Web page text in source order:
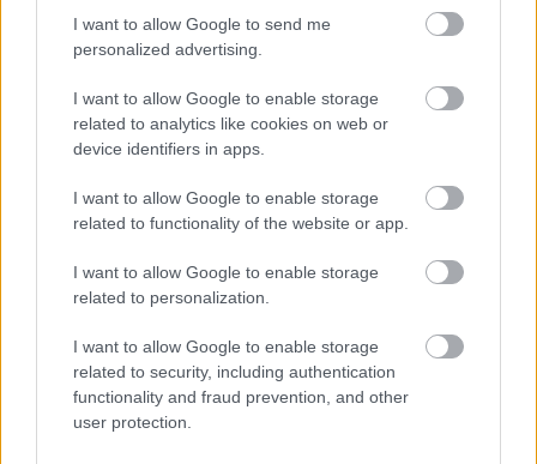
I want to allow Google to send me
personalized advertising.
I want to allow Google to enable storage
related to analytics like cookies on web or
device identifiers in apps.
I want to allow Google to enable storage
related to functionality of the website or app.
I want to allow Google to enable storage
related to personalization.
I want to allow Google to enable storage
related to security, including authentication
functionality and fraud prevention, and other
user protection.
Διαβάστε επίσης